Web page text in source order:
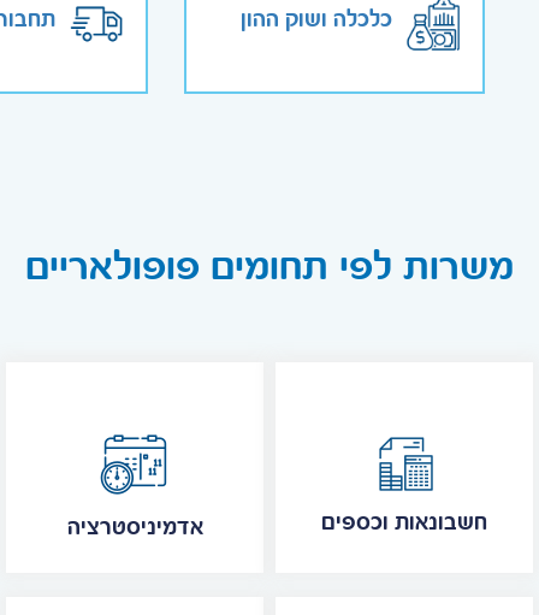
כלכלה ושוק ההון
משרות לפי תחומים פופולאריים
אדמיניסטרציה חשבונאות וכספים